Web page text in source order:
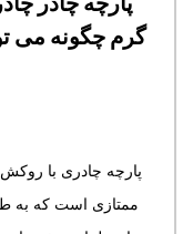
مدرن تبدیل
غشای معماری PTFE طراحی ساختمان های معاصر را متحول
قادر می سازد تا سازه های